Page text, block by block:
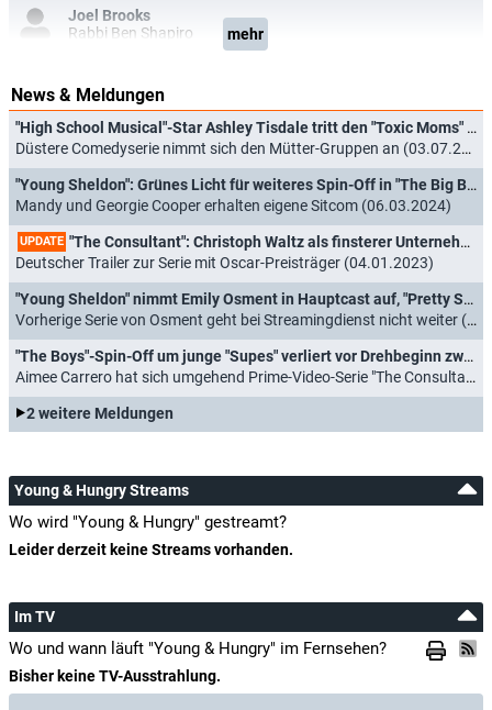
Joel Brooks
Rabbi Ben Shapiro
mehr
News & Meldungen
"High School Musical"-Star Ashley Tisdale tritt den "Toxic Moms" in neuer Netflix-Comedy bei
Düstere Comedyserie nimmt sich den Mütter-Gruppen an (03.07.2026)
"Young Sheldon": Grünes Licht für weiteres Spin-Off in "The Big Bang Theory"-Franchise
Mandy und Georgie Cooper erhalten eigene Sitcom (06.03.2024)
UPDATE "The Consultant": Christoph Waltz als finsterer Unternehmensberater in Comedy-Thriller
Deutscher Trailer zur Serie mit Oscar-Preisträger (04.01.2023)
"Young Sheldon" nimmt Emily Osment in Hauptcast auf, "Pretty Smart" bei Netflix abgesetzt
Vorherige Serie von Osment geht bei Streamingdienst nicht weiter (28.04.2022)
"The Boys"-Spin-Off um junge "Supes" verliert vor Drehbeginn zwei Darsteller
Aimee Carrero hat sich umgehend Prime-Video-Serie "The Consultant" angeschlossen (11.03.2022)
2 weitere Meldungen
Young & Hungry Streams
Wo wird "Young & Hungry" gestreamt?
Leider derzeit keine Streams vorhanden.
Im TV
Wo und wann läuft "Young & Hungry" im Fernsehen?
Bisher keine TV-Ausstrahlung.